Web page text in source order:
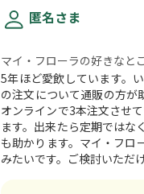
匿名さま
マイ・フローラの好きなと
5年ほど愛飲しています。
の注文について通販の方
オンラインで3本注文させ
ます。出来たら定期ではな
も助かります。マイ・フロ
みたいです。ご検討いただ